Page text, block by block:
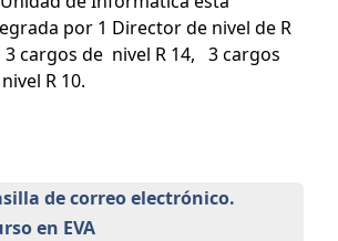
de correo electrónico.
en EVA
por 1 Director de nivel de R
3 cargos de nivel R 14, 3 cargos
R 10.